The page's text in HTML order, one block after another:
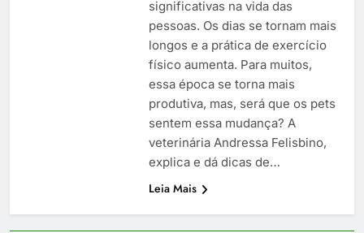
significativas na vida das
pessoas. Os dias se tornam mais
longos e a prática de exercício
físico aumenta. Para muitos,
essa época se torna mais
produtiva, mas, será que os pets
sentem essa mudança? A
veterinária Andressa Felisbino,
explica e dá dicas de…
Leia Mais